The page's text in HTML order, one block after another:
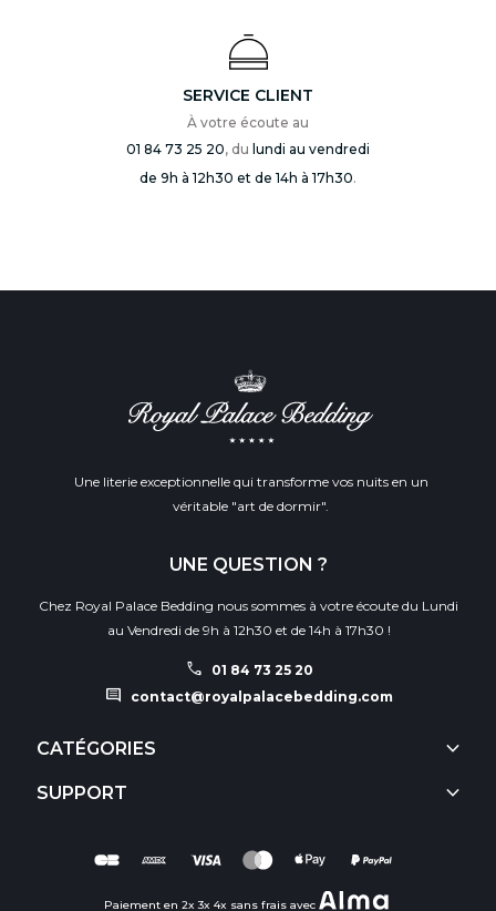
SERVICE CLIENT
À votre écoute au
01 84 73 25 20, du lundi au vendredi
de 9h à 12h30 et de 14h à 17h30.
Une literie exceptionnelle qui transforme vos nuits en un
véritable "art de dormir".
UNE QUESTION ?
Chez Royal Palace Bedding nous sommes à votre écoute du Lundi
au Vendredi de 9h à 12h30 et de 14h à 17h30 !
call 01 84 73 25 20
comment contact@royalpalacebedding.com
CATÉGORIES keyboard_arrow_down
SUPPORT keyboard_arrow_down
Paiement en 2x 3x 4x sans frais avec